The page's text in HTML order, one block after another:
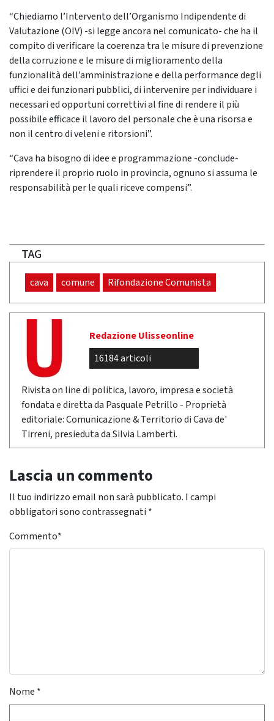
“Chiediamo l’Intervento dell’Organismo Indipendente di
Valutazione (OIV) -si legge ancora nel comunicato- che ha il
compito di verificare la coerenza tra le misure di prevenzione
della corruzione e le misure di miglioramento della
funzionalità dell’amministrazione e della performance degli
uffici e dei funzionari pubblici, di intervenire per individuare i
necessari ed opportuni correttivi al fine di rendere il più
possibile efficace il lavoro del personale che è una risorsa e
non il centro di veleni e ritorsioni”.
“Cava ha bisogno di idee e programmazione -conclude-
riprendere il proprio ruolo in provincia, ognuno si assuma le
responsabilità per le quali riceve compensi”.
TAG
cava comune Rifondazione Comunista
Redazione Ulisseonline
16184 articoli
Rivista on line di politica, lavoro, impresa e società
fondata e diretta da Pasquale Petrillo - Proprietà
editoriale: Comunicazione & Territorio di Cava de'
Tirreni, presieduta da Silvia Lamberti.
Lascia un commento
Il tuo indirizzo email non sarà pubblicato. I campi
obbligatori sono contrassegnati *
Commento*
Nome *